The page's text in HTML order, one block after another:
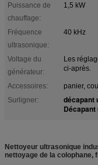
Puissance de
chauffage:
1,5 kW
Fréquence
ultrasonique:
40 kHz
Voltage du
générateur:
Les
ci-après.
Accessoires:
panier,
Surligner:
décapant
Nettoyeur ultrasonique
nettoyage de la colophane,